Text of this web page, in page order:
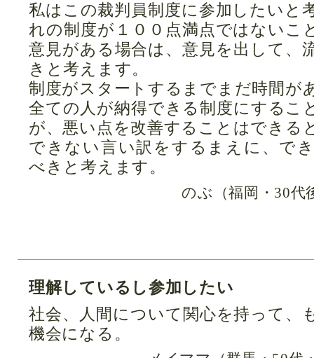
私はこの裁判員制度に参加したいと
れの制度が１００点満点ではないこ
意見がある場合は、意見を出して、
きと考えます。
制度がスタートするまでまだ時間が
全ての人が納得できる制度にするこ
が、悪い点を改善することはできる
できない言い訳をするまえに、で
べきと考えます。
のぶ（福岡・30代
理解しているし参加したい
社会、人間について関心を持って、
機会になる。